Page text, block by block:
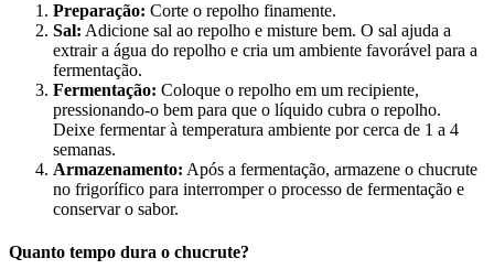
Preparação: Corte o repolho finamente.
Sal: Adicione sal ao repolho e misture bem. O sal ajuda a
extrair a água do repolho e cria um ambiente favorável para a
fermentação.
Fermentação: Coloque o repolho em um recipiente,
pressionando-o bem para que o líquido cubra o repolho.
Deixe fermentar à temperatura ambiente por cerca de 1 a 4
semanas.
Armazenamento: Após a fermentação, armazene o chucrute
no frigorífico para interromper o processo de fermentação e
conservar o sabor.
Quanto tempo dura o chucrute?